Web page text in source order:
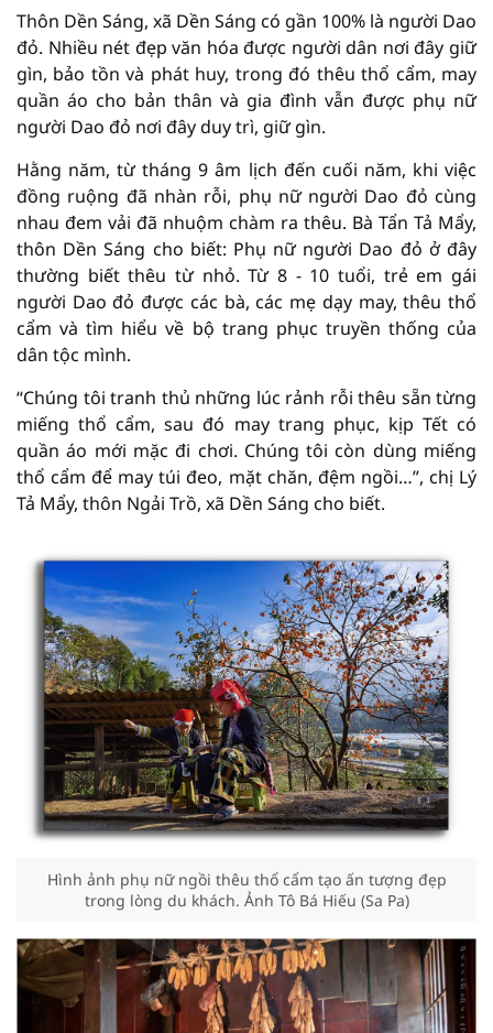
Thôn Dền Sáng, xã Dền Sáng có gần 100% là người Dao
đỏ. Nhiều nét đẹp văn hóa được người dân nơi đây giữ
gìn, bảo tồn và phát huy, trong đó thêu thổ cẩm, may
quần áo cho bản thân và gia đình vẫn được phụ nữ
người Dao đỏ nơi đây duy trì, giữ gìn.
Hằng năm, từ tháng 9 âm lịch đến cuối năm, khi việc
đồng ruộng đã nhàn rỗi, phụ nữ người Dao đỏ cùng
nhau đem vải đã nhuộm chàm ra thêu. Bà Tẩn Tả Mẩy,
thôn Dền Sáng cho biết: Phụ nữ người Dao đỏ ở đây
thường biết thêu từ nhỏ. Từ 8 - 10 tuổi, trẻ em gái
người Dao đỏ được các bà, các mẹ dạy may, thêu thổ
cẩm và tìm hiểu về bộ trang phục truyền thống của
dân tộc mình.
“Chúng tôi tranh thủ những lúc rảnh rỗi thêu sẵn từng
miếng thổ cẩm, sau đó may trang phục, kịp Tết có
quần áo mới mặc đi chơi. Chúng tôi còn dùng miếng
thổ cẩm để may túi đeo, mặt chăn, đệm ngồi…”, chị Lý
Tả Mẩy, thôn Ngải Trồ, xã Dền Sáng cho biết.
Hình ảnh phụ nữ ngồi thêu thổ cẩm tạo ấn tượng đẹp
trong lòng du khách. Ảnh Tô Bá Hiếu (Sa Pa)